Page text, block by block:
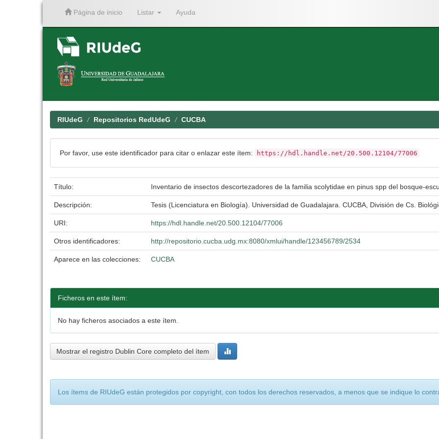
Página de inicio Listar Ayuda
RIUdeG Repositorios RedUdeG CUCBA
Por favor, use este identificador para citar o enlazar este ítem: https://hdl.handle.net/20.500.12104/77006
Título: Inventario de insectos descortezadores de la familia scolytidae en pinus spp del bosque-
Descripción: Tesis (Licenciatura en Biología). Universidad de Guadalajara. CUCBA, División de Cs.
URI: https://hdl.handle.net/20.500.12104/77006
Otros identificadores: http://repositorio.cucba.udg.mx:8080/xmlui/handle/123456789/2534
Aparece en las colecciones: CUCBA
Ficheros en este ítem:
No hay ficheros asociados a este ítem.
Mostrar el registro Dublin Core completo del ítem
Los ítems de RIUdeG están protegidos por copyright, con todos los derechos reservados, a menos que se indique lo